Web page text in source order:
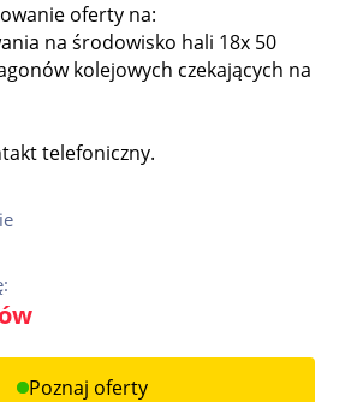
oferty na:
na środowisko hali 18x 50
kolejowych czekających na
telefoniczny.
Poznaj oferty